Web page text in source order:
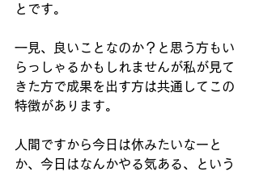
とです。
一見、良いことなのか？と思う方もい
らっしゃるかもしれませんが私が見て
きた方で成果を出す方は共通してこの
特徴があります。
人間ですから今日は休みたいなーと
か、今日はなんかやる気ある、という